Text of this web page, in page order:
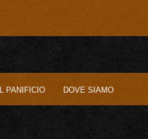
IL PANIFICIO DOVE SIAMO